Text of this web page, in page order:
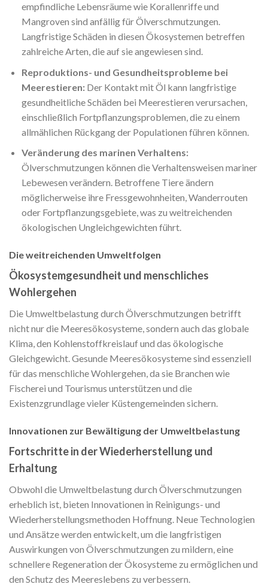
empfindliche Lebensräume wie Korallenriffe und
Mangroven sind anfällig für Ölverschmutzungen.
Langfristige Schäden in diesen Ökosystemen betreffen
zahlreiche Arten, die auf sie angewiesen sind.
Reproduktions- und Gesundheitsprobleme bei
Meerestieren:Der Kontakt mit Öl kann langfristige
gesundheitliche Schäden bei Meerestieren verursachen,
einschließlich Fortpflanzungsproblemen, die zu einem
allmählichen Rückgang der Populationen führen können.
Veränderung des marinen Verhaltens:
Ölverschmutzungen können die Verhaltensweisen mariner
Lebewesen verändern. Betroffene Tiere ändern
möglicherweise ihre Fressgewohnheiten, Wanderrouten
oder Fortpflanzungsgebiete, was zu weitreichenden
ökologischen Ungleichgewichten führt.
Die weitreichenden Umweltfolgen
Ökosystemgesundheit und menschliches
Wohlergehen
Die Umweltbelastung durch Ölverschmutzungen betrifft
nicht nur die Meeresökosysteme, sondern auch das globale
Klima, den Kohlenstoffkreislauf und das ökologische
Gleichgewicht. Gesunde Meeresökosysteme sind essenziell
für das menschliche Wohlergehen, da sie Branchen wie
Fischerei und Tourismus unterstützen und die
Existenzgrundlage vieler Küstengemeinden sichern.
Innovationen zur Bewältigung der Umweltbelastung
Fortschritte in der Wiederherstellung und
Erhaltung
Obwohl die Umweltbelastung durch Ölverschmutzungen
erheblich ist, bieten Innovationen in Reinigungs- und
Wiederherstellungsmethoden Hoffnung. Neue Technologien
und Ansätze werden entwickelt, um die langfristigen
Auswirkungen von Ölverschmutzungen zu mildern, eine
schnellere Regeneration der Ökosysteme zu ermöglichen und
den Schutz des Meereslebens zu verbessern.